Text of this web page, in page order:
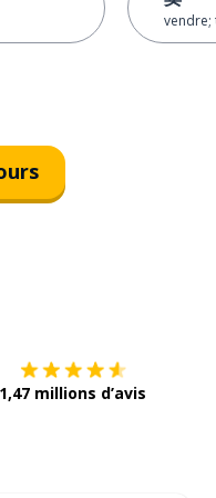
vendre;
1,47 millions d’avis